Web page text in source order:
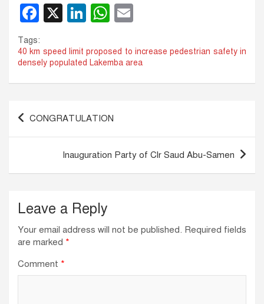
F
c
e
b
o
k
X
Li
k
e
dI
W
at
s
A
p
ail
Tags:
40 km speed limit proposed to increase pedestrian safety in
densely populated Lakemba area
Post
navigation
CONGRATULATION
Inauguration Party of Clr Saud Abu-Samen
Leave a Reply
Your email address will not be published. Required fields
are marked *
Comment *